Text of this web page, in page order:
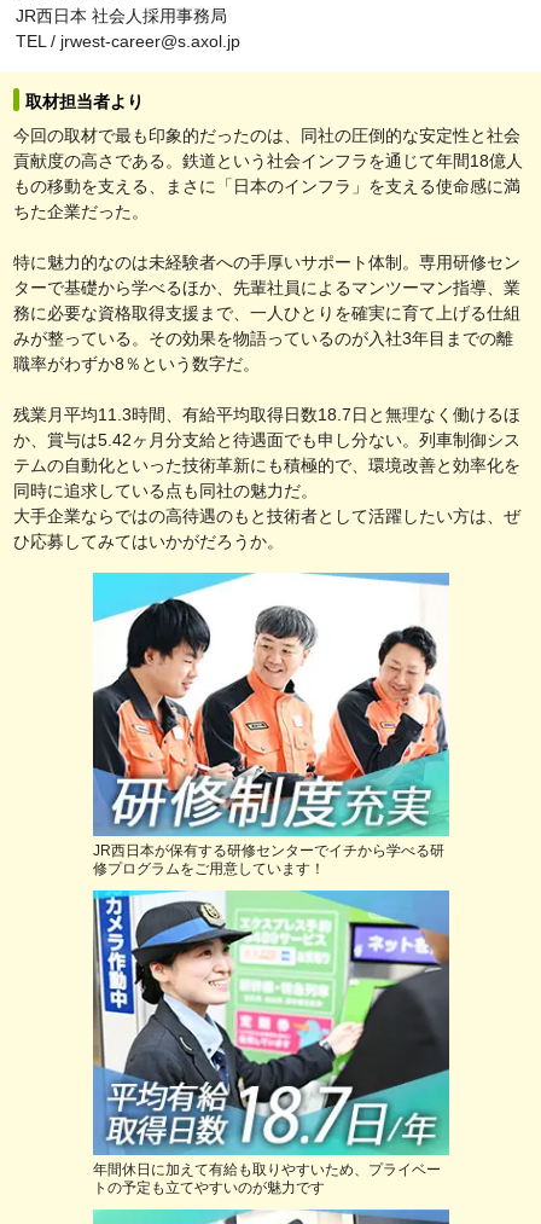
JR西日本 社会人採用事務局
TEL / jrwest-career@s.axol.jp
取材担当者より
今回の取材で最も印象的だったのは、同社の圧倒的な安定性と社会
貢献度の高さである。鉄道という社会インフラを通じて年間18億人
もの移動を支える、まさに「日本のインフラ」を支える使命感に満
ちた企業だった。
特に魅力的なのは未経験者への手厚いサポート体制。専用研修セン
ターで基礎から学べるほか、先輩社員によるマンツーマン指導、業
務に必要な資格取得支援まで、一人ひとりを確実に育て上げる仕組
みが整っている。その効果を物語っているのが入社3年目までの離
職率がわずか8％という数字だ。
残業月平均11.3時間、有給平均取得日数18.7日と無理なく働けるほ
か、賞与は5.42ヶ月分支給と待遇面でも申し分ない。列車制御シス
テムの自動化といった技術革新にも積極的で、環境改善と効率化を
同時に追求している点も同社の魅力だ。
大手企業ならではの高待遇のもと技術者として活躍したい方は、ぜ
ひ応募してみてはいかがだろうか。
JR西日本が保有する研修センターでイチから学べる研
修プログラムをご用意しています！
年間休日に加えて有給も取りやすいため、プライベー
トの予定も立てやすいのが魅力です